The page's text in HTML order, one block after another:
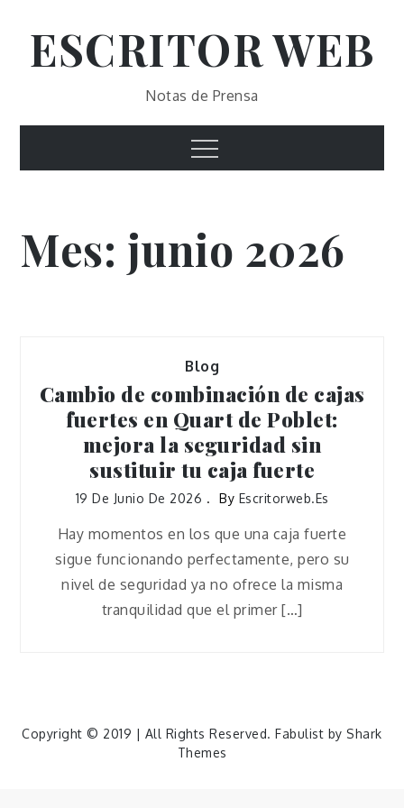
contentESCRITOR WEB
Notas de Prensa
Menu
Mes: junio 2026
Blog
Cambio de combinación de cajas
fuertes en Quart de Poblet:
mejora la seguridad sin
sustituir tu caja fuerte
19 De Junio De 2026 By Escritorweb.es
Hay momentos en los que una caja fuerte
sigue funcionando perfectamente, pero su
nivel de seguridad ya no ofrece la misma
tranquilidad que el primer […]
Copyright © 2019 | All Rights Reserved. Fabulist by Shark
Themes